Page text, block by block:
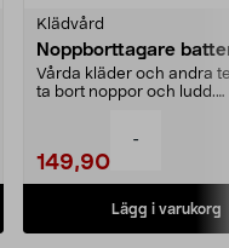
-
Klädvård
Noppborttagare
Vårda kläder och andra
ta bort noppor och ludd.
149,90
Lägg i varukorg